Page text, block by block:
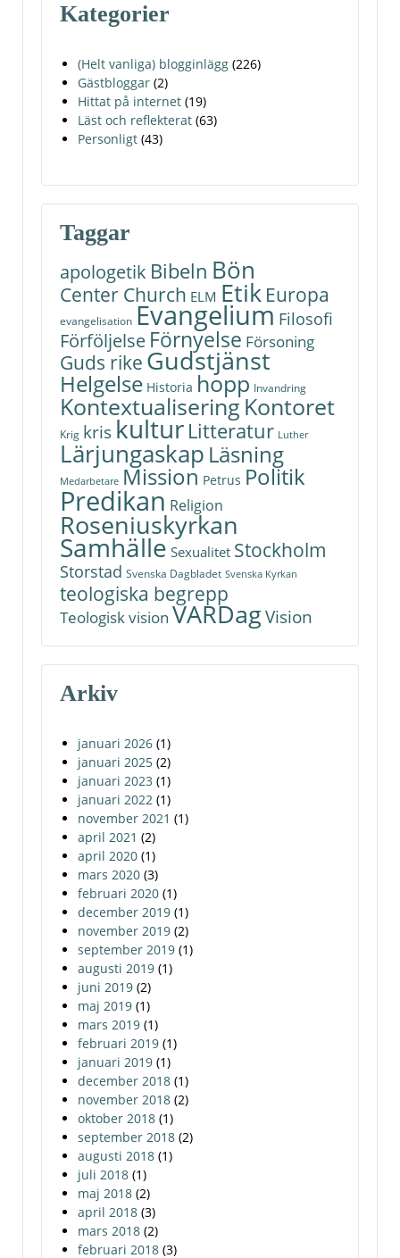
Kategorier
(Helt vanliga) blogginlägg (226)
Gästbloggar (2)
Hittat på internet (19)
Läst och reflekterat (63)
Personligt (43)
Taggar
apologetik Bibeln Bön
Center Church ELM Etik Europa
evangelisation Evangelium Filosofi
Förföljelse Förnyelse Försoning
Guds rike Gudstjänst
Helgelse Historia hopp Invandring
KontextualiseringKontoret
Krig kris kultur Litteratur Luther
Lärjungaskap Läsning
Medarbetare Mission Petrus Politik
Predikan Religion
Roseniuskyrkan
Samhälle Sexualitet Stockholm
Storstad Svenska Dagbladet Svenska Kyrkan
teologiska begrepp
Teologisk vision VARDagVision
Arkiv
januari 2026 (1)
januari 2025 (2)
januari 2023 (1)
januari 2022 (1)
november 2021 (1)
april 2021 (2)
april 2020 (1)
mars 2020 (3)
februari 2020 (1)
december 2019 (1)
november 2019 (2)
september 2019 (1)
augusti 2019 (1)
juni 2019 (2)
maj 2019 (1)
mars 2019 (1)
februari 2019 (1)
januari 2019 (1)
december 2018 (1)
november 2018 (2)
oktober 2018 (1)
september 2018 (2)
augusti 2018 (1)
juli 2018 (1)
maj 2018 (2)
april 2018 (3)
mars 2018 (2)
februari 2018 (3)